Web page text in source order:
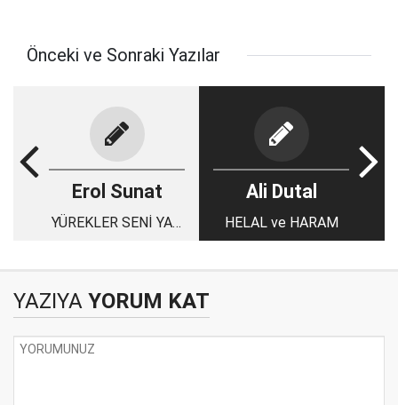
Önceki ve Sonraki Yazılar
Erol Sunat
YÜREKLER SENİ YAD
Ali Dutal
HELAL ve HARAM
YAZIYA YORUM KAT